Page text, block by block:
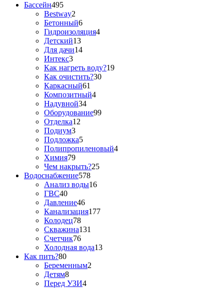
Бассейн495
Bestway2
Бетонный6
Гидроизоляция4
Детский13
Для дачи14
Интекс3
Как нагреть воду?19
Как очистить?30
Каркасный61
Композитный4
Надувной34
Оборудование99
Отделка12
Подиум3
Подложка5
Полипропиленовый4
Химия79
Чем накрыть?25
Водоснабжение578
Анализ воды16
ГВС40
Давление46
Канализация177
Колодец78
Скважина131
Счетчик76
Холодная вода13
Как пить?80
Беременным2
Детям8
Перед УЗИ4